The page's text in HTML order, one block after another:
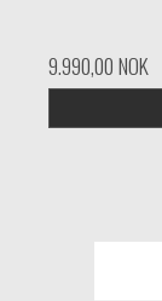
9.990,00 NOK